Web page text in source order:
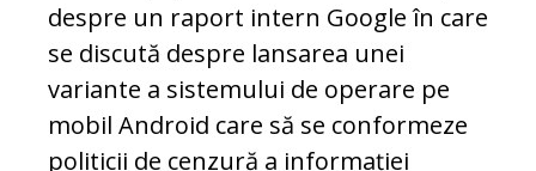
despre un raport intern Google în care
se discută despre lansarea unei
variante a sistemului de operare pe
mobil Android care să se conformeze
politicii de cenzură a informației